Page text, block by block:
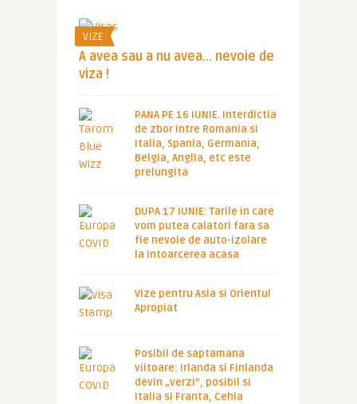
VIZE
A avea sau a nu avea… nevoie de
viza !
PANA PE 16 IUNIE. Interdictia
de zbor intre Romania si
Italia, Spania, Germania,
Belgia, Anglia, etc este
prelungita
DUPA 17 IUNIE: Tarile in care
vom putea calatori fara sa
fie nevoie de auto-izolare
la intoarcerea acasa
Vize pentru Asia si Orientul
Apropiat
Posibil de saptamana
viitoare: Irlanda si Finlanda
devin „verzi”, posibil si
Italia si Franta, Cehia